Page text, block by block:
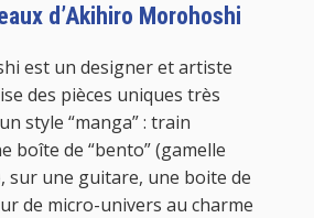
d’Akihiro Morohoshi
est un designer et artiste
des pièces uniques très
style “manga” : train
boîte de “bento” (gamelle
sur une guitare, une boite de
de micro-univers au charme